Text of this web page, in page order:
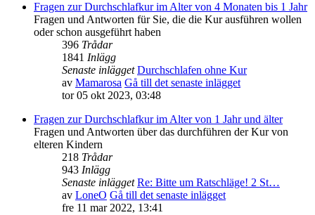
Fragen zur Durchschlafkur im Alter von 4 Monaten bis 1 Jahr
Fragen und Antworten für Sie, die die Kur ausführen wollen
oder schon ausgeführt haben
396 Trådar
1841 Inlägg
Senaste inlägget Durchschlafen ohne Kur
av Mamarosa Gå till det senaste inlägget
tor 05 okt 2023, 03:48
Fragen zur Durchschlafkur im Alter von 1 Jahr und älter
Fragen und Antworten über das durchführen der Kur von
elteren Kindern
218 Trådar
943 Inlägg
Senaste inlägget Re: Bitte um Ratschläge! 2 St…
av LoneO Gå till det senaste inlägget
fre 11 mar 2022, 13:41